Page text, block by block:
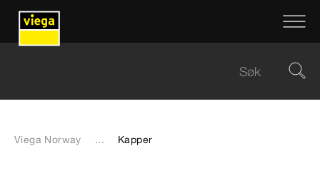
Viega Norway ... Kapper